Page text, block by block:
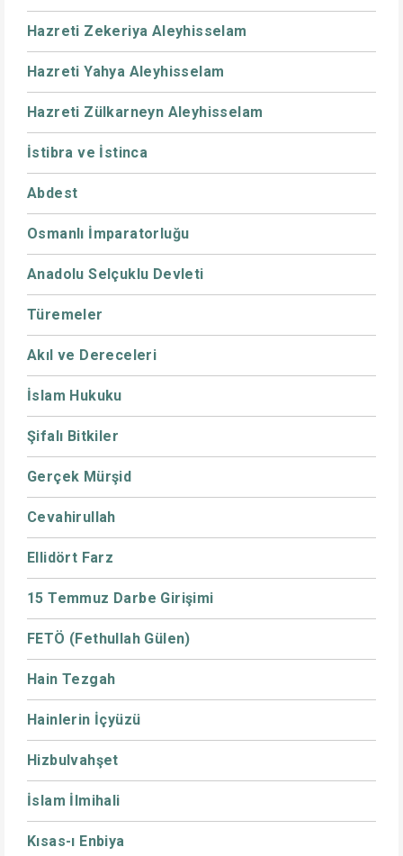
Hazreti Zekeriya Aleyhisselam
Hazreti Yahya Aleyhisselam
Hazreti Zülkarneyn Aleyhisselam
İstibra ve İstinca
Abdest
Osmanlı İmparatorluğu
Anadolu Selçuklu Devleti
Türemeler
Akıl ve Dereceleri
İslam Hukuku
Şifalı Bitkiler
Gerçek Mürşid
Cevahirullah
Ellidört Farz
15 Temmuz Darbe Girişimi
FETÖ (Fethullah Gülen)
Hain Tezgah
Hainlerin İçyüzü
Hizbulvahşet
İslam İlmihali
Kısas-ı Enbiya